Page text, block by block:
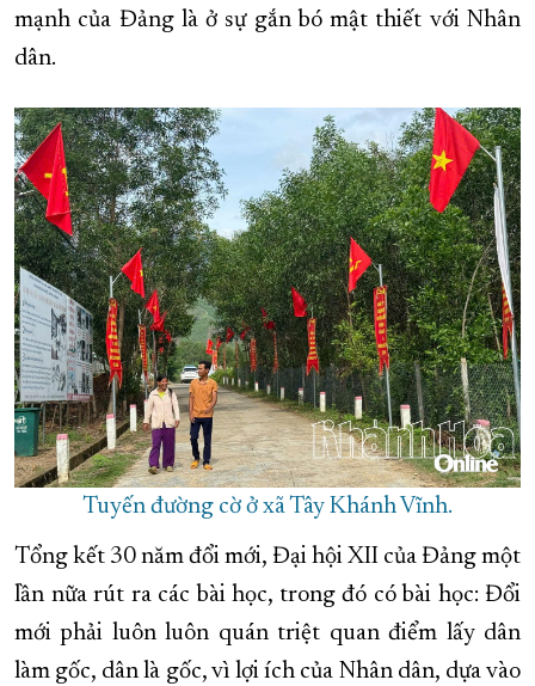
mạnh của Đảng là ở sự gắn bó mật thiết với Nhân
dân.
Tuyến đường cờ ở xã Tây Khánh Vĩnh.
Tổng kết 30 năm đổi mới, Đại hội XII của Đảng một
lần nữa rút ra các bài học, trong đó có bài học: Đổi
mới phải luôn luôn quán triệt quan điểm lấy dân
làm gốc, dân là gốc, vì lợi ích của Nhân dân, dựa vào